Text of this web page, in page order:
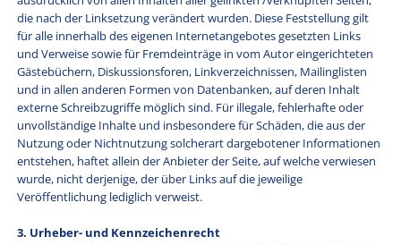
die nach der Linksetzung verändert wurden. Diese Feststellung gilt
für alle innerhalb des eigenen Internetangebotes gesetzten Links
und Verweise sowie für Fremdeinträge in vom Autor eingerichteten
Gästebüchern, Diskussionsforen, Linkverzeichnissen, Mailinglisten
und in allen anderen Formen von Datenbanken, auf deren Inhalt
externe Schreibzugriffe möglich sind. Für illegale, fehlerhafte oder
unvollständige Inhalte und insbesondere für Schäden, die aus der
Nutzung oder Nichtnutzung solcherart dargebotener Informationen
entstehen, haftet allein der Anbieter der Seite, auf welche verwiesen
wurde, nicht derjenige, der über Links auf die jeweilige
Veröffentlichung lediglich verweist.
3. Urheber- und Kennzeichenrecht